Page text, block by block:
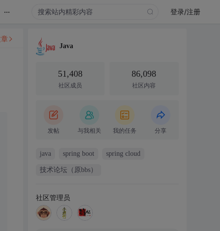
... 登录/注册
Java
51,408
社区成员
86,098
社区内容
发帖 与我相关 我的任务 分享
java spring boot spring cloud
技术论坛（原bbs）
社区管理员